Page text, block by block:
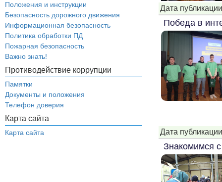
Положения и инструкции
Безопасность дорожного движения
Информационная безопасность
Политика обработки ПД
Пожарная безопасность
Важно знать!
Противодействие коррупции
Памятки
Документы и положения
Телефон доверия
Карта сайта
Карта сайта
Дата
Победа в
Дата
Знакомимся